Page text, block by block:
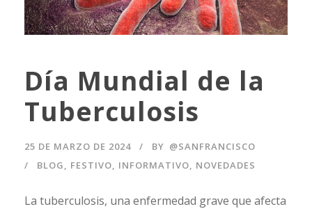
Día Mundial de la
Tuberculosis
25 DE MARZO DE 2024 BY @SANFRANCISCO
BLOG, FESTIVO, INFORMATIVO, NOVEDADES
La tuberculosis, una enfermedad grave que afecta